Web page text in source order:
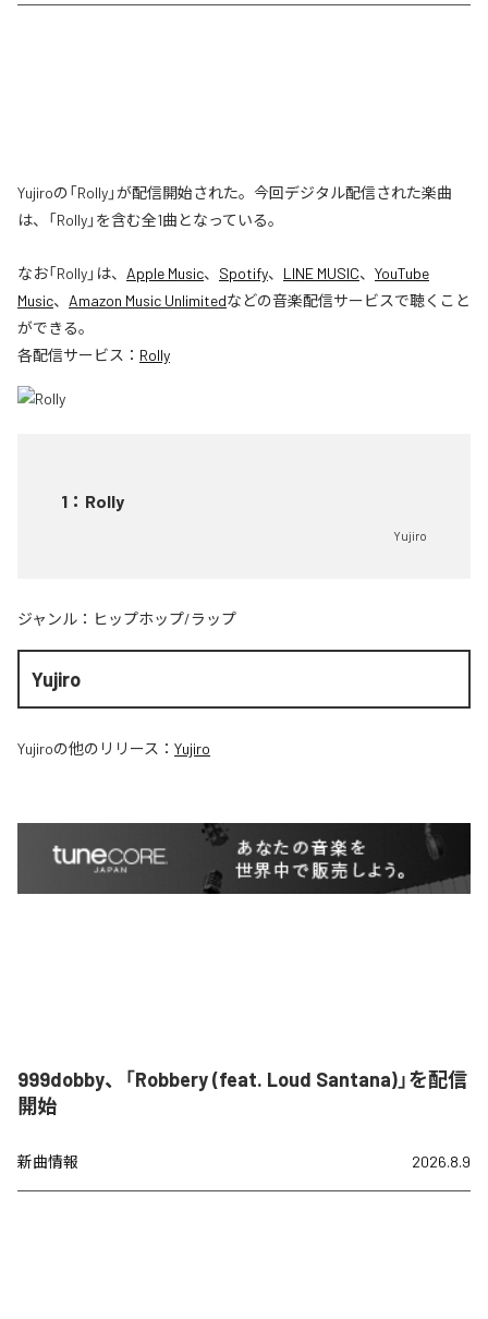
Yujiroの「Rolly」が配信開始された。今回デジタル配信された楽曲
は、「Rolly」を含む全1曲となっている。
なお「Rolly」は、 Apple Music、 Spotify、 LINE MUSIC、 YouTube
Music、 Amazon Music Unlimitedなどの音楽配信サービスで聴くこと
ができる。
各配信サービス： Rolly
1 ： Rolly
Yujiro
ジャンル： ヒップホップ/ラップ
Yujiro
Yujiroの他のリリース： Yujiro
999dobby、「Robbery (feat. Loud Santana)」を配信
開始
新曲情報 2026.8.9